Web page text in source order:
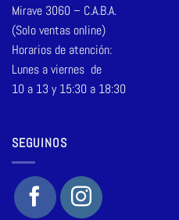
Mirave 3060 – C.A.B.A.
(Solo ventas online)
Horarios de atención:
Lunes a viernes de
10 a 13 y 15:30 a 18:30
SEGUINOS